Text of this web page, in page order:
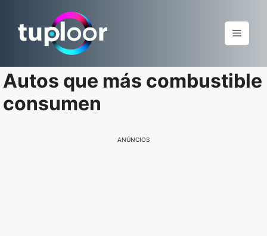
para
Menu
Autos que más combustible
consumen
ANÚNCIOS